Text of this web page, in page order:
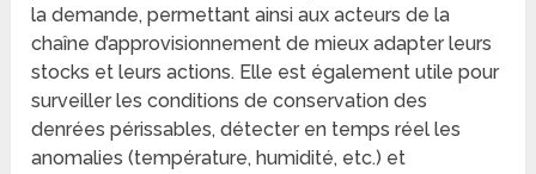
la demande, permettant ainsi aux acteurs de la
chaîne d’approvisionnement de mieux adapter leurs
stocks et leurs actions. Elle est également utile pour
surveiller les conditions de conservation des
denrées périssables, détecter en temps réel les
anomalies (température, humidité, etc.) et